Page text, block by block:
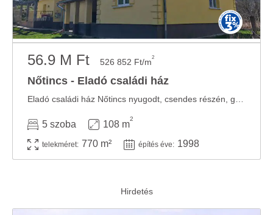
56.9 M Ft 526 852 Ft/m2
Nőtincs - Eladó családi ház
5 szoba 108 m
2
telekméret: 770 m² építés éve: 1998